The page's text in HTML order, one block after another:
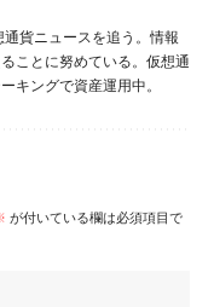
貨ニュースを追う。情報
ことに努めている。仮想通
キングで資産運用中。
が付いている欄は必須項目で